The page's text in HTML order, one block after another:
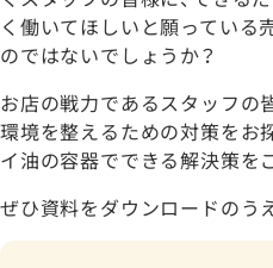
く働いてほしいと願っている
のではないでしょうか？
お店の戦力であるスタッフの
環境を整えるための対策をお
イ油の容器でできる解決策を
ぜひ資料をダウンロードのう